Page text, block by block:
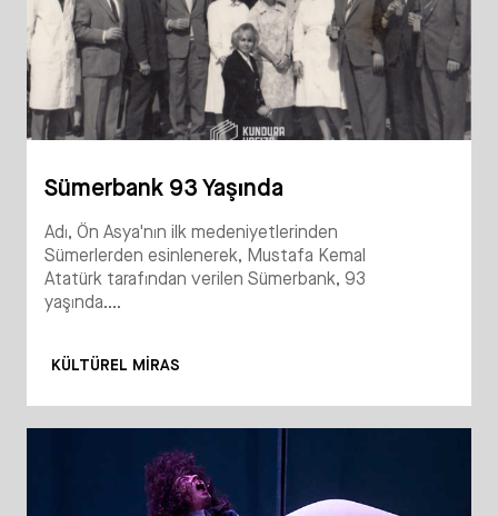
Sümerbank 93 Yaşında
Adı, Ön Asya'nın ilk medeniyetlerinden
Sümerlerden esinlenerek, Mustafa Kemal
Atatürk tarafından verilen Sümerbank, 93
yaşında....
KÜLTÜREL MIRAS